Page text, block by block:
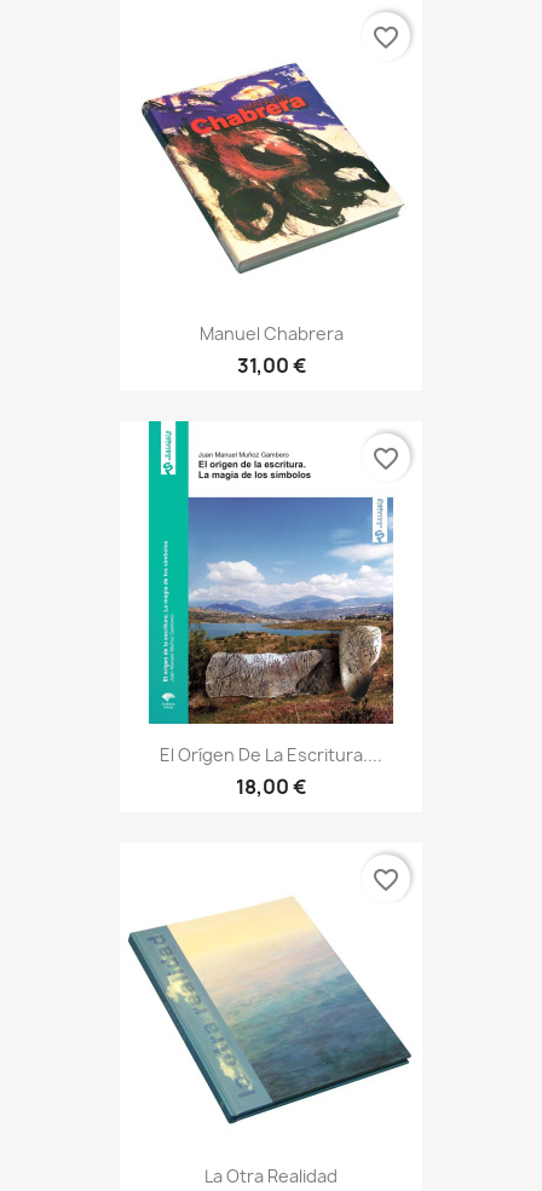
Manuel Chabrera
31,00 €
favorite_border
El Orígen De La Escritura....
18,00 €
favorite_border
La Otra Realidad
favorite_border